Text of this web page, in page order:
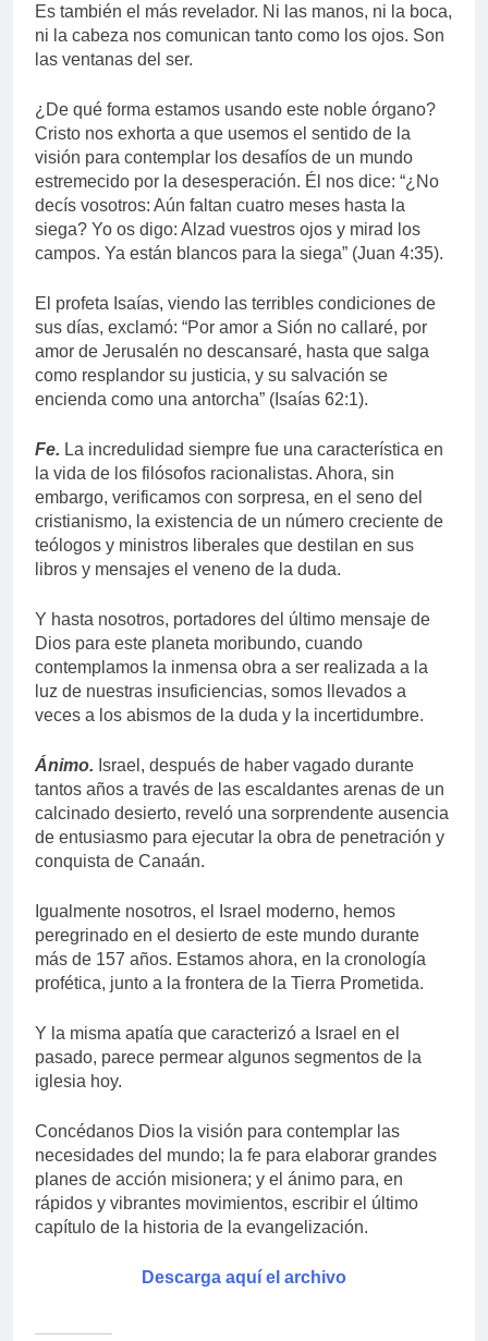
Es también el más revelador. Ni las manos, ni la boca,
ni la cabeza nos comunican tanto como los ojos. Son
las ventanas del ser.
¿De qué forma estamos usando este noble órgano?
Cristo nos exhorta a que usemos el sentido de la
visión para contemplar los desafíos de un mundo
estremecido por la desesperación. Él nos dice: “¿No
decís vosotros: Aún faltan cuatro meses hasta la
siega? Yo os digo: Alzad vuestros ojos y mirad los
campos. Ya están blancos para la siega” (Juan 4:35).
El profeta Isaías, viendo las terribles condiciones de
sus días, exclamó: “Por amor a Sión no callaré, por
amor de Jerusalén no descansaré, hasta que salga
como resplandor su justicia, y su salvación se
encienda como una antorcha” (Isaías 62:1).
Fe. La incredulidad siempre fue una característica en
la vida de los filósofos racionalistas. Ahora, sin
embargo, verificamos con sorpresa, en el seno del
cristianismo, la existencia de un número creciente de
teólogos y ministros liberales que destilan en sus
libros y mensajes el veneno de la duda.
Y hasta nosotros, portadores del último mensaje de
Dios para este planeta moribundo, cuando
contemplamos la inmensa obra a ser realizada a la
luz de nuestras insuficiencias, somos llevados a
veces a los abismos de la duda y la incertidumbre.
Ánimo. Israel, después de haber vagado durante
tantos años a través de las escaldantes arenas de un
calcinado desierto, reveló una sorprendente ausencia
de entusiasmo para ejecutar la obra de penetración y
conquista de Canaán.
Igualmente nosotros, el Israel moderno, hemos
peregrinado en el desierto de este mundo durante
más de 157 años. Estamos ahora, en la cronología
profética, junto a la frontera de la Tierra Prometida.
Y la misma apatía que caracterizó a Israel en el
pasado, parece permear algunos segmentos de la
iglesia hoy.
Concédanos Dios la visión para contemplar las
necesidades del mundo; la fe para elaborar grandes
planes de acción misionera; y el ánimo para, en
rápidos y vibrantes movimientos, escribir el último
capítulo de la historia de la evangelización.
Descarga aquí el archivo